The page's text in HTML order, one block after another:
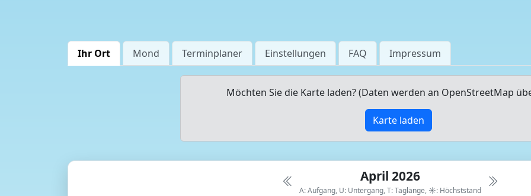
Ihr Ort Mond Terminplaner Einstellungen FAQ Impressum
Möchten Sie die Karte laden? (Daten werden an OpenStreetMap
Karte laden
April 2026
A: Aufgang, U: Untergang, T: Taglänge, ☀: Höchststand